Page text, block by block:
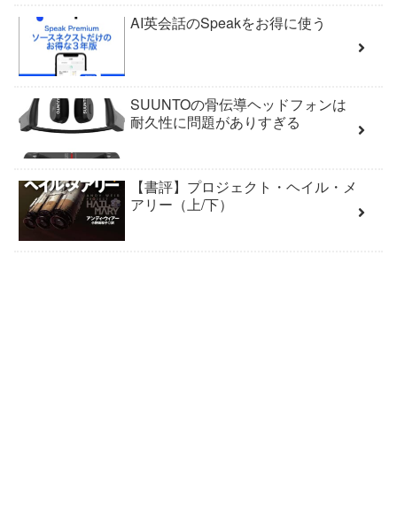
AI英会話のSpeakをお得に使う
SUUNTOの骨伝導ヘッドフォンは
耐久性に問題がありすぎる
【書評】プロジェクト・ヘイル・メ
アリー（上/下）